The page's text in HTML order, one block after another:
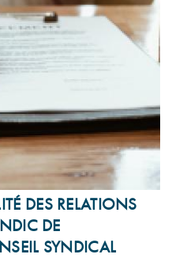
DES RELATIONS
DE
SYNDICAL